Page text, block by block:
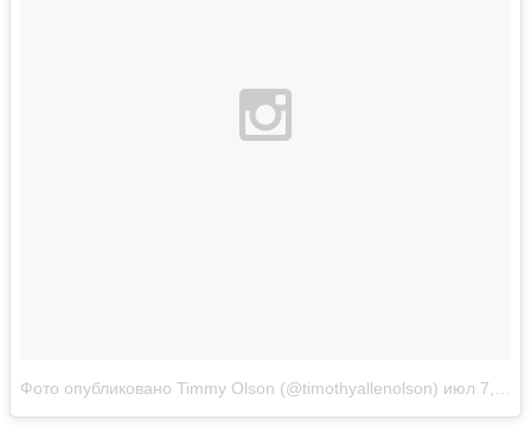
Фото опубликовано Timmy Olson (@timothyallenolson) июл 7, 2014 at 6:18 PDT